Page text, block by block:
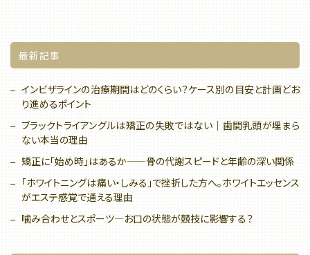
最新記事
インビザラインの治療期間はどのくらい？ケース別の目安と計画どお
り進めるポイント
ブラックトライアングルは矯正の失敗ではない｜歯間乳頭が埋まら
ない本当の理由
矯正に「始め時」はあるか——骨の代謝スピードと年齢の深い関係
「ホワイトニングは痛い・しみる」で挫折した方へ。ホワイトエッセンス
がエステ感覚で通える理由
噛み合わせとスポーツ—お口の状態が競技に影響する？